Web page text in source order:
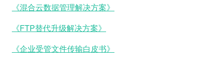
《混合云数据管理解决方案》
《FTP替代升级解决方案》
《企业受管文件传输白皮书》